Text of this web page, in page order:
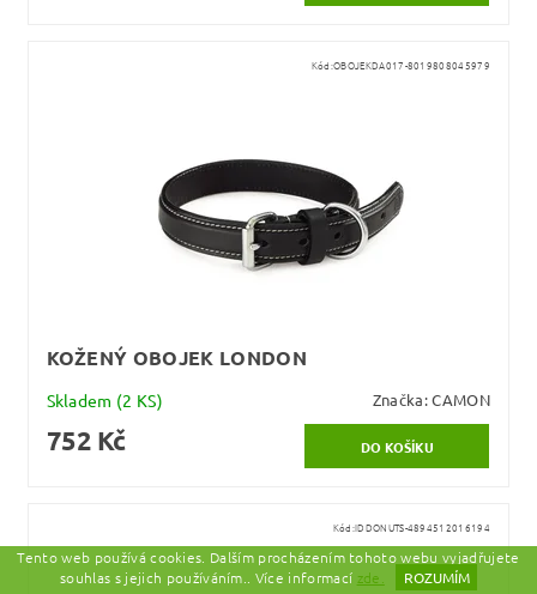
Kód:OBOJEKDA017-8019808045979
KOŽENÝ OBOJEK LONDON
Skladem (2 KS) Značka:CAMON
752 Kč
Kód:IDDONUTS-4894512016194
Tento web používá cookies. Dalším procházením tohoto webu vyjadřujete
souhlas s jejich používáním.. Více informací zde. ROZUMÍM